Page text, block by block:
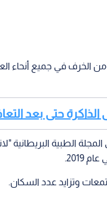
من الخرف في جميع أنحاء
الذاكرة حتى بعد
وتزايد عدد السكان.